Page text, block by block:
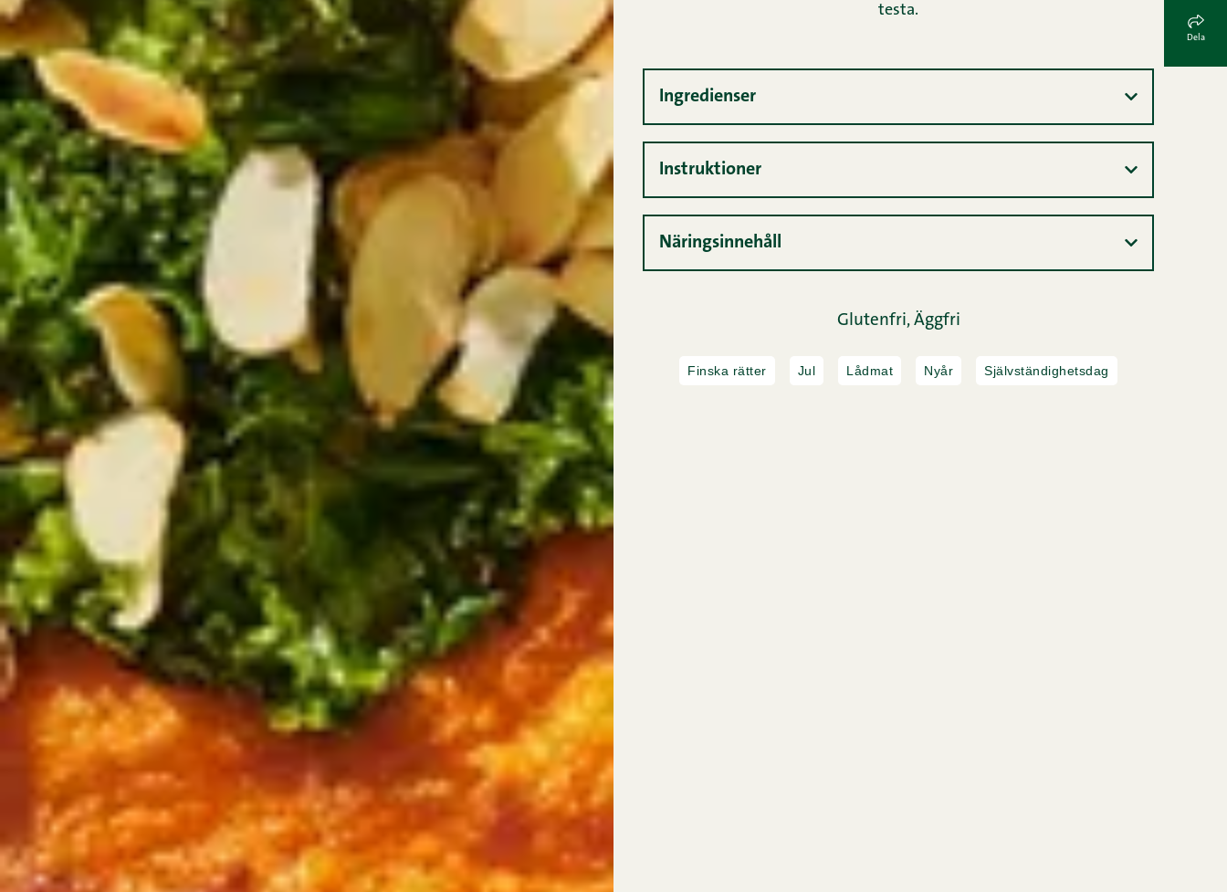
testa.
Ingredienser
Instruktioner
Näringsinnehåll
Glutenfri, Äggfri
Finska rätter Jul Lådmat Nyår Självständighetsdag
Dela